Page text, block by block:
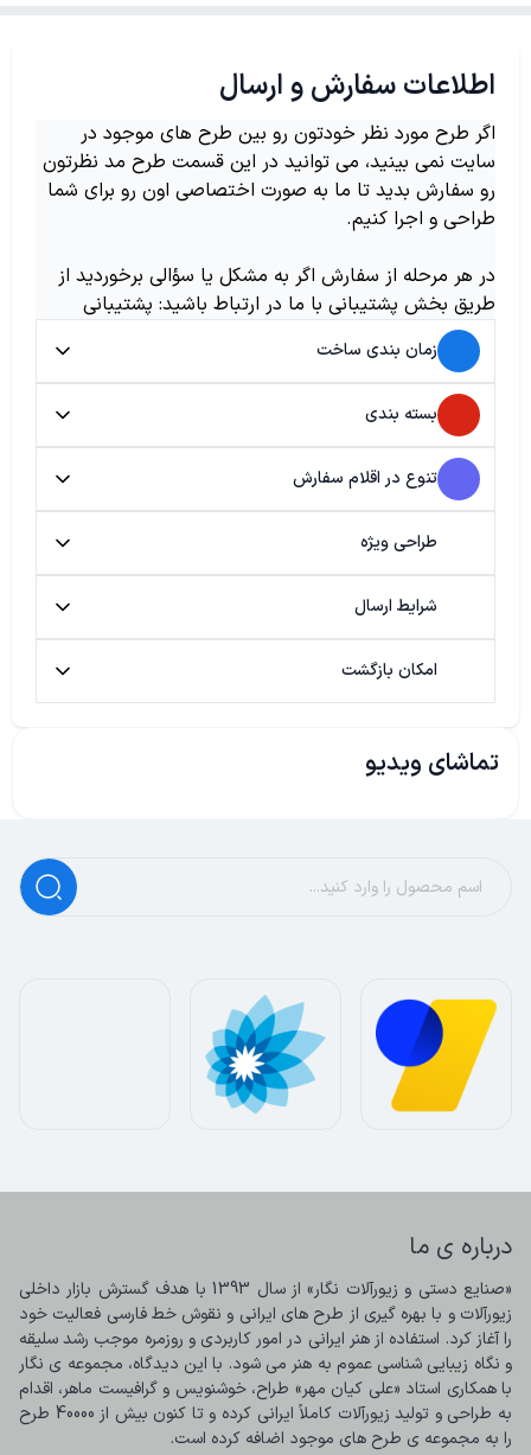
اطلاعات سفارش و ارسال
اگر طرح مورد نظر خودتون رو بین طرح های موجود در
سایت نمی بینید، می توانید در این قسمت طرح مد نظرتون
رو سفارش بدید تا ما به صورت اختصاصی اون رو برای شما
طراحی و اجرا کنیم.
در هر مرحله از سفارش اگر به مشکل یا سؤالی برخوردید از
طریق بخش پشتیبانی با ما در ارتباط باشید: پشتیبانی
زمان بندی ساخت
بسته بندی
تنوع در اقلام سفارش
طراحی ویژه
شرایط ارسال
امکان بازگشت
تماشای ویدیو
درباره ی ما
را به مجموعه ی طرح های موجود اضافه کرده است.